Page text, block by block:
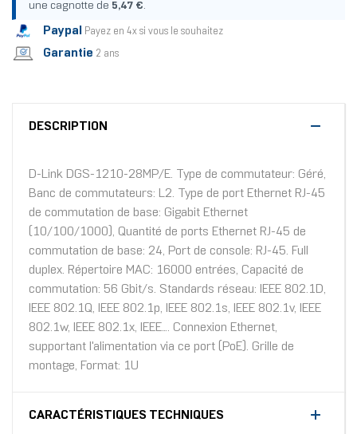
une cagnotte de 5,47 €.
Paypal Payez en 4x si vous le souhaitez
Garantie 2 ans
DESCRIPTION
D-Link DGS-1210-28MP/E. Type de commutateur: Géré,
Banc de commutateurs: L2. Type de port Ethernet RJ-45
de commutation de base: Gigabit Ethernet
(10/100/1000), Quantité de ports Ethernet RJ-45 de
commutation de base: 24, Port de console: RJ-45. Full
duplex. Répertoire MAC: 16000 entrées, Capacité de
commutation: 56 Gbit/s. Standards réseau: IEEE 802.1D,
IEEE 802.1Q, IEEE 802.1p, IEEE 802.1s, IEEE 802.1v, IEEE
802.1w, IEEE 802.1x, IEEE.... Connexion Ethernet,
supportant l'alimentation via ce port (PoE). Grille de
montage, Format: 1U
CARACTÉRISTIQUES TECHNIQUES